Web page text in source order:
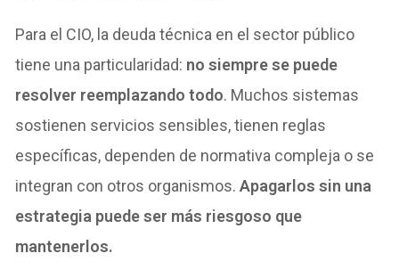
Para el CIO, la deuda técnica en el sector público
tiene una particularidad: no siempre se puede
resolver reemplazando todo. Muchos sistemas
sostienen servicios sensibles, tienen reglas
específicas, dependen de normativa compleja o se
integran con otros organismos. Apagarlos sin una
estrategia puede ser más riesgoso que
mantenerlos.